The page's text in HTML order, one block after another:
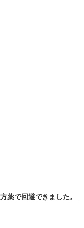
薬で回避できました。